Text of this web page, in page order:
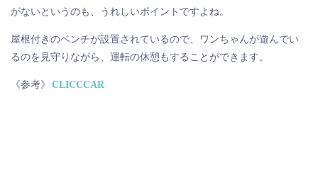
がないというのも、うれしいポイントですよね。
屋根付きのベンチが設置されているので、ワンちゃんが遊んでい
るのを見守りながら、運転の休憩もすることができます。
《参考》 CLICCCAR